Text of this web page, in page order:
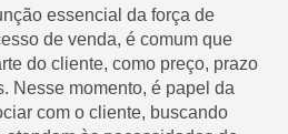
essencial da força de
de venda, é comum que
do cliente, como preço, prazo
Nesse momento, é papel da
com o cliente, buscando